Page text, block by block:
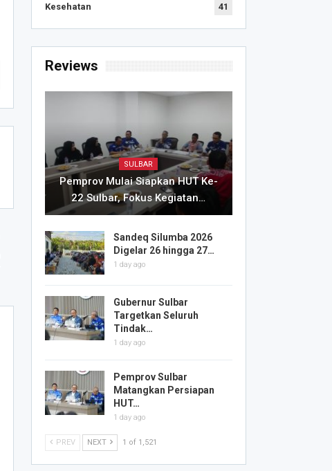
Kesehatan 41
Reviews
SULBAR
Pemprov Mulai Siapkan HUT Ke-
22 Sulbar, Fokus Kegiatan…
Sandeq Silumba 2026
Digelar 26 hingga 27…
1 day ago
Gubernur Sulbar
Targetkan Seluruh
Tindak…
1 day ago
Pemprov Sulbar
Matangkan Persiapan
HUT…
1 day ago
PREV NEXT 1 of 1,521